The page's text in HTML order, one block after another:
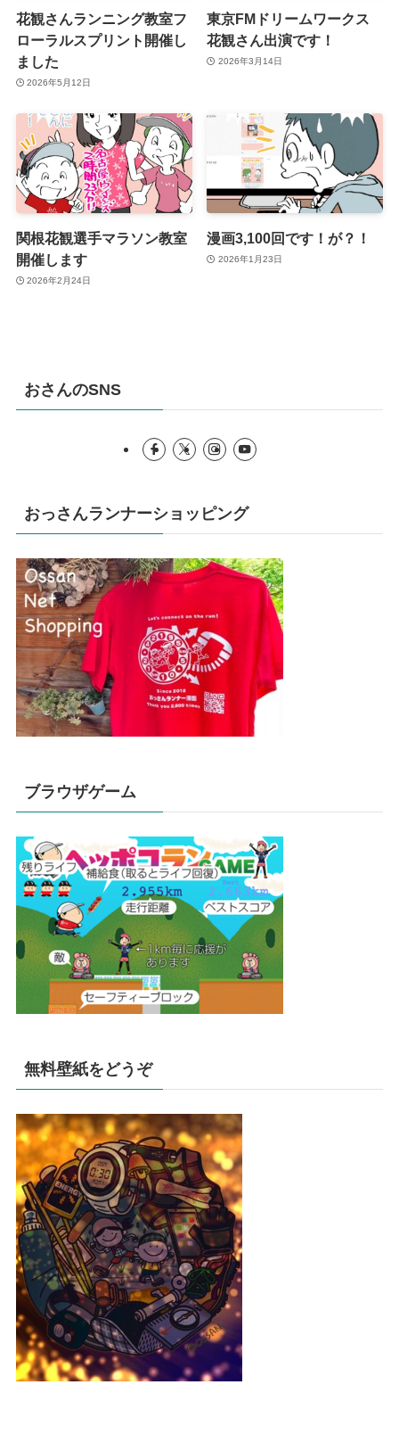
花観さんランニング教室フ
ローラルスプリント開催し
ました
2026年5月12日
東京FMドリームワークス
花観さん出演です！
2026年3月14日
関根花観選手マラソン教室
開催します
2026年2月24日
漫画3,100回です！が？！
2026年1月23日
おさんのSNS
おっさんランナーショッピング
ブラウザゲーム
無料壁紙をどうぞ